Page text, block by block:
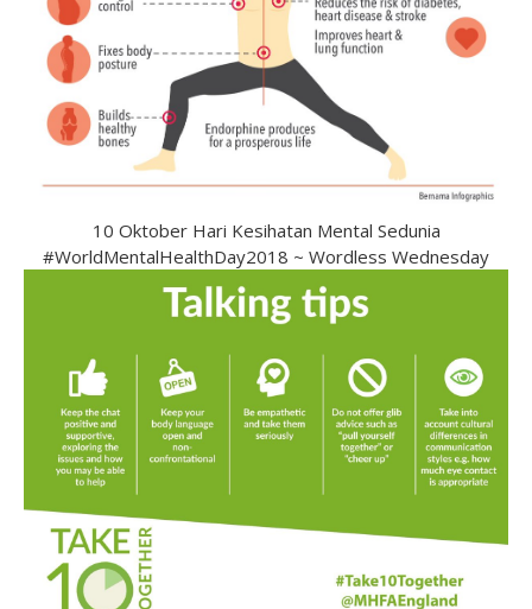
10 Oktober Hari Kesihatan Mental Sedunia
#WorldMentalHealthDay2018 ~ Wordless Wednesday